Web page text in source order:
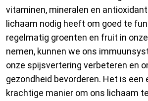
vitaminen, mineralen en
lichaam nodig heeft om goed te
regelmatig groenten en fruit in
nemen, kunnen we ons
onze spijsvertering verbeteren en
gezondheid bevorderen. Het is een
krachtige manier om ons lichaam